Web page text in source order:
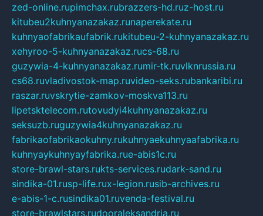
zed-online.rupimchax.rubrazzers-hd.ruz-host.ru
kitubeu2kuhnyanazakaz.runaperekate.ru
kuhnyaofabrikaufabrik.rukitubeu-2-kuhnyanazakaz.ru
xehyroo-5-kuhnyanazakaz.rucs-68.ru
guzywia-4-kuhnyanazakaz.rumir-tk.ruvlknrussia.ru
cs68.ruvladivostok-map.ruvideo-seks.rubankaribi.ru
raszar.ruvskrytie-zamkov-moskva113.ru
lipetsktelecom.rutovudyi4kuhnyanazakaz.ru
seksuzb.ruguzywia4kuhnyanazakaz.ru
fabrikaofabrikaokuhny.rukuhnyaekuhnyaafabrika.ru
kuhnyaykuhnyayfabrika.rue-abis1c.ru
store-brawl-stars.rukts-services.rudark-sand.ru
sindika-01.rusp-life.rux-legion.rusib-archives.ru
e-abis-1-c.rusindika01.ruvenda-festival.ru
store-brawlstars.rudooraleksandria.ru